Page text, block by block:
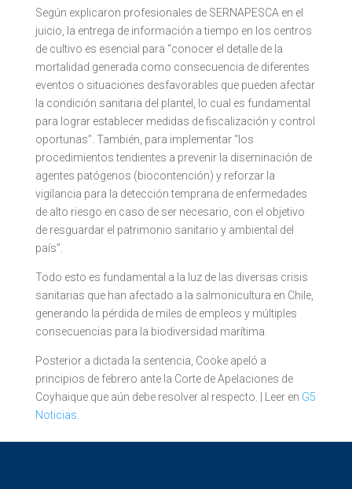
Según explicaron profesionales de SERNAPESCA en el
juicio, la entrega de información a tiempo en los centros
de cultivo es esencial para “conocer el detalle de la
mortalidad generada como consecuencia de diferentes
eventos o situaciones desfavorables que pueden afectar
la condición sanitaria del plantel, lo cual es fundamental
para lograr establecer medidas de fiscalización y control
oportunas”. También, para implementar “los
procedimientos tendientes a prevenir la diseminación de
agentes patógenos (biocontención) y reforzar la
vigilancia para la detección temprana de enfermedades
de alto riesgo en caso de ser necesario, con el objetivo
de resguardar el patrimonio sanitario y ambiental del
país”.
Todo esto es fundamental a la luz de las diversas crisis
sanitarias que han afectado a la salmonicultura en Chile,
generando la pérdida de miles de empleos y múltiples
consecuencias para la biodiversidad marítima.
Posterior a dictada la sentencia, Cooke apeló a
principios de febrero ante la Corte de Apelaciones de
Coyhaique que aún debe resolver al respecto. | Leer en G5
Noticias.